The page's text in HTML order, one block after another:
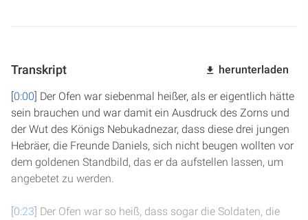
Transkript herunterladen
[0:00] Der Ofen war siebenmal heißer, als er eigentlich hätte
sein brauchen und war damit ein Ausdruck des Zorns und
der Wut des Königs Nebukadnezar, dass diese drei jungen
Hebräer, die Freunde Daniels, sich nicht beugen wollten vor
dem goldenen Standbild, das er da aufstellen lassen, um
angebetet zu werden.
[0:23] Der Ofen war so heiß, dass sogar die Soldaten, die